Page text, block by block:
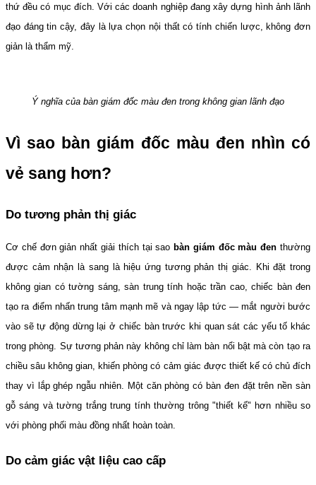
thứ đều có mục đích. Với các doanh nghiệp đang xây dựng hình ảnh lãnh
đạo đáng tin cậy, đây là lựa chọn nội thất có tính chiến lược, không đơn
giản là thẩm mỹ.
Ý nghĩa của bàn giám đốc màu đen trong không gian lãnh đạo
Vì sao bàn giám đốc màu đen nhìn có
vẻ sang hơn?
Do tương phản thị giác
Cơ chế đơn giản nhất giải thích tại sao bàn giám đốc màu đen thường
được cảm nhận là sang là hiệu ứng tương phản thị giác. Khi đặt trong
không gian có tường sáng, sàn trung tính hoặc trần cao, chiếc bàn đen
tạo ra điểm nhấn trung tâm mạnh mẽ và ngay lập tức — mắt người bước
vào sẽ tự động dừng lại ở chiếc bàn trước khi quan sát các yếu tố khác
trong phòng. Sự tương phản này không chỉ làm bàn nổi bật mà còn tạo ra
chiều sâu không gian, khiến phòng có cảm giác được thiết kế có chủ đích
thay vì lắp ghép ngẫu nhiên. Một căn phòng có bàn đen đặt trên nền sàn
gỗ sáng và tường trắng trung tính thường trông "thiết kế" hơn nhiều so
với phòng phối màu đồng nhất hoàn toàn.
Do cảm giác vật liệu cao cấp